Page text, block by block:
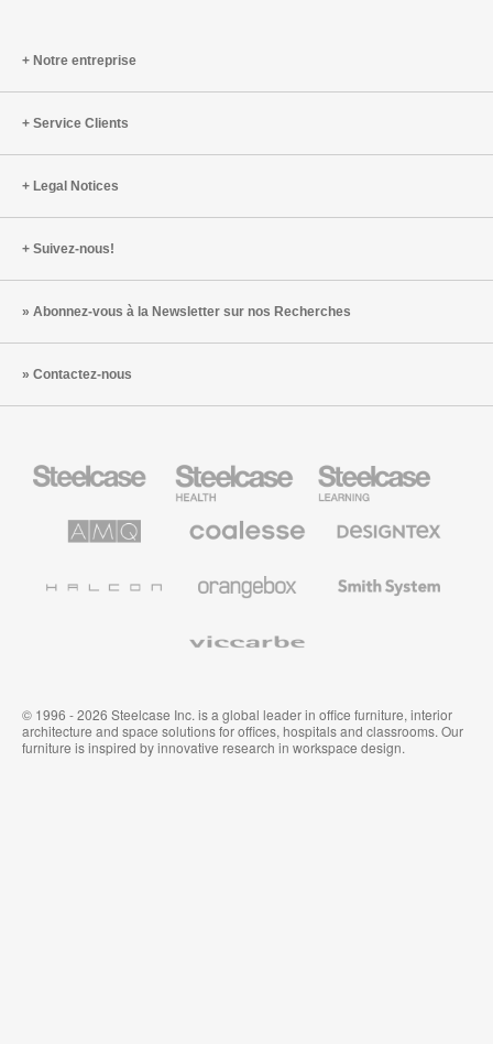
Notre entreprise
Service Clients
Legal Notices
Suivez-nous!
Abonnez-vous à la Newsletter sur nos Recherches
Contactez-nous
Health
Mobilier
pour
secteur
Solutions
Mobilier
Premium
Textiles
Muraux
System
© 1996 - 2026 Steelcase Inc. is a global leader in office furniture, interior
architecture and space solutions for offices, hospitals and classrooms. Our
furniture is inspired by innovative research in workspace design.